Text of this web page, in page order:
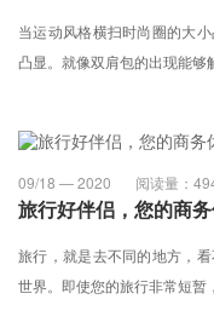
当运动风格横扫时尚圈的大
凸显。就像双肩包的出现能够
09/18 — 2020 阅读量：
旅行好伴侣，您的商
旅行，就是去不同的地方，
世界。即使您的旅行非常短暂